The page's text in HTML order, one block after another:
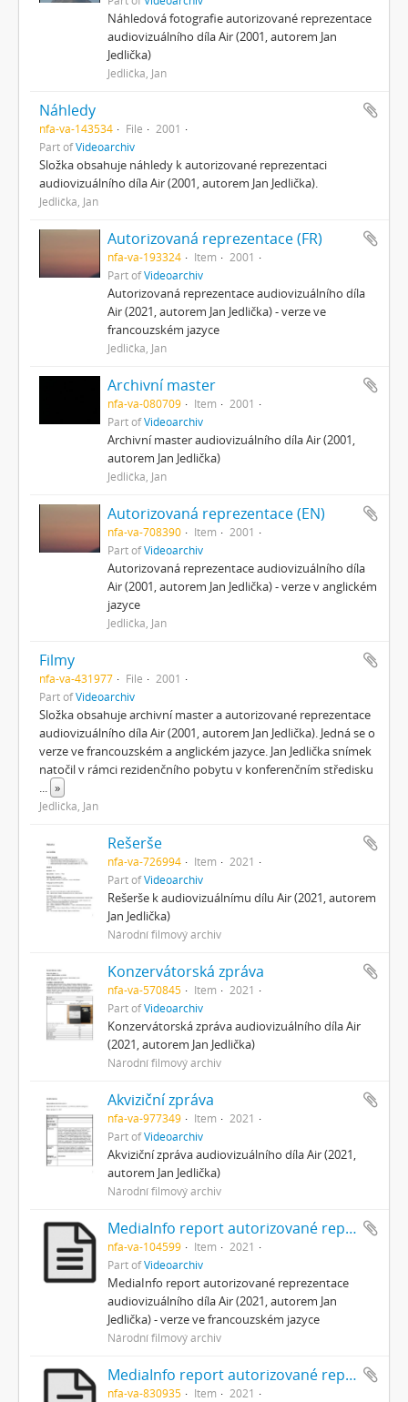
Náhledová fotografie autorizované reprezentace
audiovizuálního díla Air (2001, autorem Jan
Jedlička)
Jedlička, Jan
Náhledy
nfa-va-143534 File
2001
Part ofVideoarchiv
Složka obsahuje náhledy k autorizované reprezentaci
audiovizuálního díla Air (2001, autorem Jan Jedlička).
Jedlička, Jan
Autorizovaná reprezentace (FR)
nfa-va-193324 Item
2001
Part ofVideoarchiv
Autorizovaná reprezentace audiovizuálního díla
Air (2021, autorem Jan Jedlička) - verze ve
francouzském jazyce
Jedlička, Jan
Archivní master
nfa-va-080709 Item
2001
Part ofVideoarchiv
Archivní master audiovizuálního díla Air (2001,
autorem Jan Jedlička)
Jedlička, Jan
Autorizovaná reprezentace (EN)
nfa-va-708390 Item
2001
Part ofVideoarchiv
Autorizovaná reprezentace audiovizuálního díla
Air (2001, autorem Jan Jedlička) - verze v anglickém
jazyce
Jedlička, Jan
Filmy
nfa-va-431977 File
2001
Part ofVideoarchiv
Složka obsahuje archivní master a autorizované reprezentace
audiovizuálního díla Air (2001, autorem Jan Jedlička). Jedná se o
verze ve francouzském a anglickém jazyce. Jan Jedlička snímek
natočil v rámci rezidenčního pobytu v konferenčním středisku
... »
Jedlička, Jan
Rešerše
nfa-va-726994 Item
2021
Part ofVideoarchiv
Rešerše k audiovizuálnímu dílu Air (2021, autorem
Jan Jedlička)
Národní filmový archiv
Konzervátorská zpráva
nfa-va-570845 Item
2021
Part ofVideoarchiv
Konzervátorská zpráva audiovizuálního díla Air
(2021, autorem Jan Jedlička)
Národní filmový archiv
Akviziční zpráva
nfa-va-977349 Item
2021
Part ofVideoarchiv
Akviziční zpráva audiovizuálního díla Air (2021,
autorem Jan Jedlička)
Národní filmový archiv
MediaInfo report autorizované reprezentace (FR)
nfa-va-104599 Item
2021
Part ofVideoarchiv
MediaInfo report autorizované reprezentace
audiovizuálního díla Air (2021, autorem Jan
Jedlička) - verze ve francouzském jazyce
Národní filmový archiv
MediaInfo report autorizované reprezentace (EN)
nfa-va-830935 Item
2021